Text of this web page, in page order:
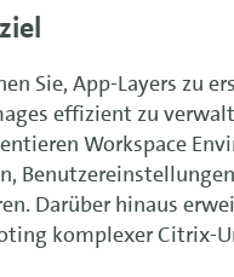
Sie, App-Layers zu
effizient zu
Workspace
Darüber hinaus
komplexer Citrix-